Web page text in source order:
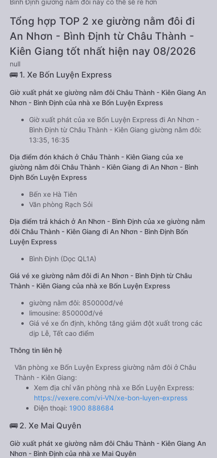
Bình Định giường nằm đôi này có thể sẽ rẻ hơn
Tổng hợp TOP 2 xe giường nằm đôi đi
An Nhơn - Bình Định từ Châu Thành -
Kiên Giang tốt nhất hiện nay 08/2026
null
🚌 1. Xe Bốn Luyện Express
Giờ xuất phát xe giường nằm đôi Châu Thành - Kiên Giang An
Nhơn - Bình Định của nhà xe Bốn Luyện Express
Giờ xuất phát của xe Bốn Luyện Express đi An Nhơn -
Bình Định từ Châu Thành - Kiên Giang giường nằm đôi:
13:35, 16:35
Địa điểm đón khách ở Châu Thành - Kiên Giang của xe
giường nằm đôi Châu Thành - Kiên Giang đi An Nhơn - Bình
Định Bốn Luyện Express
Bến xe Hà Tiên
Văn phòng Rạch Sỏi
Địa điểm trả khách ở An Nhơn - Bình Định của xe giường nằm
đôi Châu Thành - Kiên Giang đi An Nhơn - Bình Định Bốn
Luyện Express
Bình Định (Dọc QL1A)
Giá vé xe giường nằm đôi đi An Nhơn - Bình Định từ Châu
Thành - Kiên Giang của nhà xe Bốn Luyện Express
giường nằm đôi: 850000đ/vé
limousine: 850000đ/vé
Giá vé xe ổn định, không tăng giảm đột xuất trong các
dịp Lễ, Tết cao điểm
Thông tin liên hệ
Văn phòng xe Bốn Luyện Express giường nằm đôi ở Châu
Thành - Kiên Giang:
Xem địa chỉ văn phòng nhà xe Bốn Luyện Express:
https://vexere.com/vi-VN/xe-bon-luyen-express
Điện thoại: 1900 888684
🚌 2. Xe Mai Quyên
Giờ xuất phát xe giường nằm đôi Châu Thành - Kiên Giang An
Nhơn - Bình Định của nhà xe Mai Quyên